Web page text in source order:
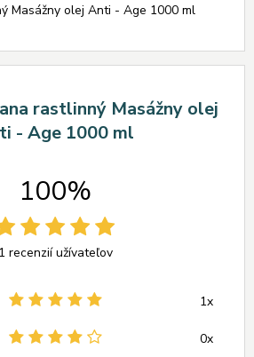
Masážny olej Anti - Age 1000 ml
rastlinný Masážny olej
- Age 1000 ml
100%
1 recenzií užívateľov
1x
0x